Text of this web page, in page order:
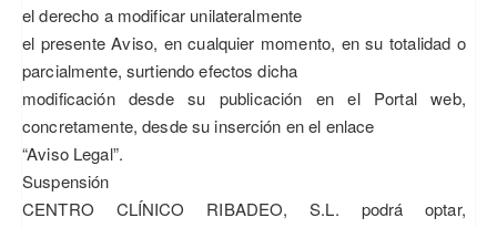
el derecho a modificar unilateralmente
el presente Aviso, en cualquier momento, en su totalidad o
parcialmente, surtiendo efectos dicha
modificación desde su publicación en el Portal web,
concretamente, desde su inserción en el enlace
“Aviso Legal”.
Suspensión
CENTRO CLÍNICO RIBADEO, S.L. podrá optar,